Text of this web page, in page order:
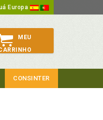
Europa
MEU
CONSINTER